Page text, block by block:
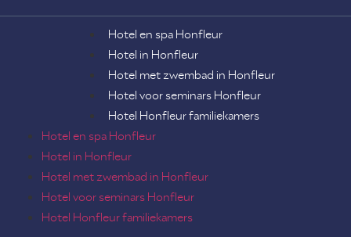
Hotel en spa Honfleur
Hotel in Honfleur
Hotel met zwembad in Honfleur
Hotel voor seminars Honfleur
Hotel Honfleur familiekamers
Hotel en spa Honfleur
Hotel in Honfleur
Hotel met zwembad in Honfleur
Hotel voor seminars Honfleur
Hotel Honfleur familiekamers